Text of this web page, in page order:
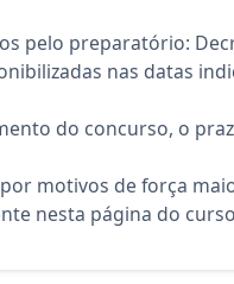
pelo preparatório:
nas datas
do concurso, o
motivos de força
nesta página do